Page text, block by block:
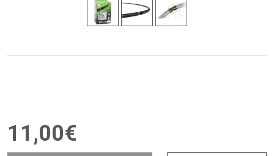
11 ,00€